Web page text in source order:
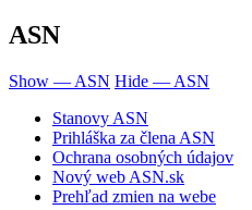
ASN
Show — ASN Hide — ASN
Stanovy ASN
Prihláška za člena ASN
Ochrana osobných údajov
Nový web ASN.sk
Prehľad zmien na webe